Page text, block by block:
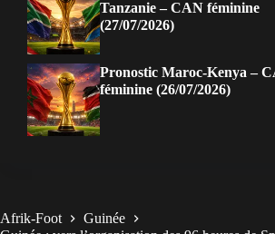
Tanzanie – CAN féminine
(27/07/2026)
Pronostic Maroc-Kenya –
féminine (26/07/2026)
Afrik-Foot
Guinée